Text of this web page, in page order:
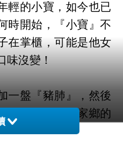
輕的小寶，如今也已
時開始，『小寶』不
在掌櫃，可能是他女
味沒變！
一盤『豬肺』，然後
一婉猶如吃上家鄉的
營孩子一定會來此回